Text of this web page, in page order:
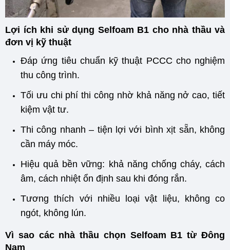
Lợi ích khi sử dụng Selfoam B1 cho nhà thầu và
đơn vị kỹ thuật
Đáp ứng tiêu chuẩn kỹ thuật PCCC cho nghiệm
thu công trình.
Tối ưu chi phí thi công nhờ khả năng nở cao, tiết
kiệm vật tư.
Thi công nhanh – tiện lợi với bình xịt sẵn, không
cần máy móc.
Hiệu quả bền vững: khả năng chống cháy, cách
âm, cách nhiệt ổn định sau khi đóng rắn.
Tương thích với nhiều loại vật liệu, không co
ngót, không lún.
Vì sao các nhà thầu chọn Selfoam B1 từ Đông
Nam